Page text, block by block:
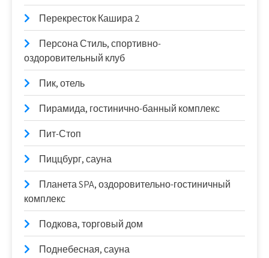
Перекресток Кашира 2
Персона Стиль, спортивно-
оздоровительный клуб
Пик, отель
Пирамида, гостинично-банный комплекс
Пит-Стоп
Пиццбург, сауна
Планета SPA, оздоровительно-гостиничный
комплекс
Подкова, торговый дом
Поднебесная, сауна